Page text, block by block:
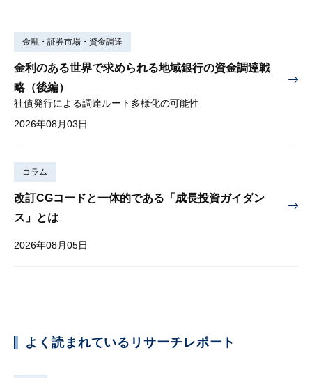
金融・証券市場・資金調達
金利のある世界で求められる地域銀行の資金調達戦
略（後編）
社債発行による調達ルート多様化の可能性
2026年08月03日
コラム
改訂CGコードと一体的である「成長投資ガイダン
ス」とは
2026年08月05日
よく読まれているリサーチレポート